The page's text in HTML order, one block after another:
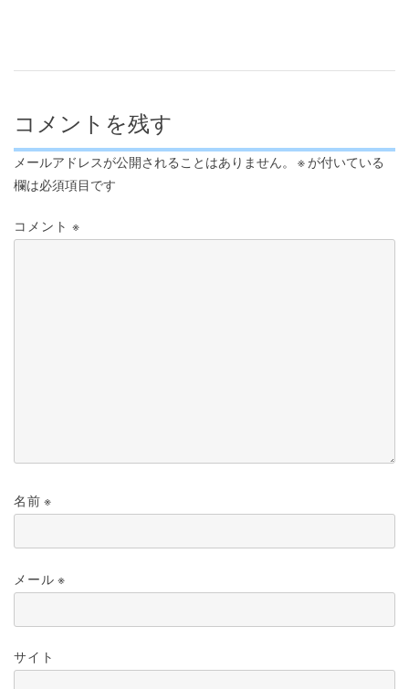
ン
コメントを残す
メールアドレスが公開されることはありません。 ※が付いている
欄は必須項目です
コメント ※
名前※
メール※
サイト